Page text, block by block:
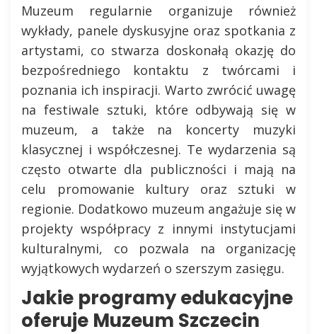
Muzeum regularnie organizuje również
wykłady, panele dyskusyjne oraz spotkania z
artystami, co stwarza doskonałą okazję do
bezpośredniego kontaktu z twórcami i
poznania ich inspiracji. Warto zwrócić uwagę
na festiwale sztuki, które odbywają się w
muzeum, a także na koncerty muzyki
klasycznej i współczesnej. Te wydarzenia są
często otwarte dla publiczności i mają na
celu promowanie kultury oraz sztuki w
regionie. Dodatkowo muzeum angażuje się w
projekty współpracy z innymi instytucjami
kulturalnymi, co pozwala na organizację
wyjątkowych wydarzeń o szerszym zasięgu.
Jakie programy edukacyjne
oferuje Muzeum Szczecin